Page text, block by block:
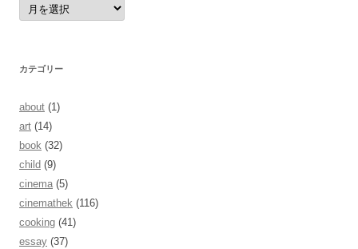
ー
カ
カテゴリー
about (1)
art (14)
book (32)
child (9)
cinema (5)
cinemathek (116)
cooking (41)
essay (37)